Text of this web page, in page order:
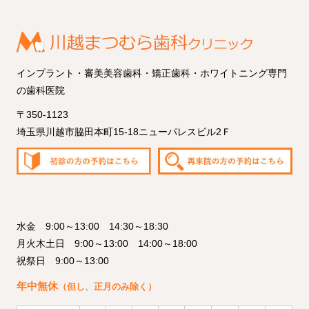
インプラント・審美美容歯科・矯正歯科・ホワイトニング専門
の歯科医院
〒350-1123
埼玉県川越市脇田本町15-18ニューパレスビル2Ｆ
水金 9:00～13:00 14:30～18:30
月火木土日 9:00～13:00 14:00～18:00
祝祭日 9:00～13:00
年中無休（但し、正月のみ除く）